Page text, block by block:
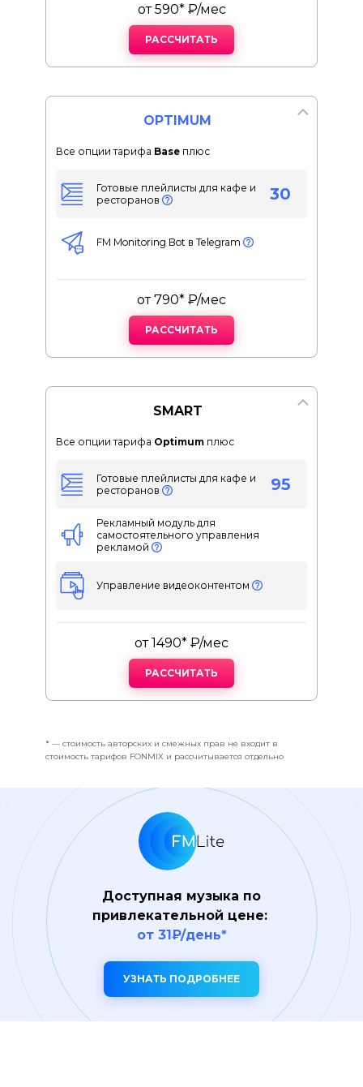
от 590* ₽/мес
РАССЧИТАТЬ
OPTIMUM
Все опции тарифа Base плюс
Готовые плейлисты для кафе и
ресторанов
30
FM Monitoring Bot в Telegram
от 790* ₽/мес
РАССЧИТАТЬ
SMART
Все опции тарифа Optimum плюс
Готовые плейлисты для кафе и
ресторанов
95
Рекламный модуль для
самостоятельного управления
рекламой
Управление видеоконтентом
от 1490* ₽/мес
РАССЧИТАТЬ
* — стоимость авторских и смежных прав не входит в
стоимость тарифов FONMIX и рассчитывается отдельно
Доступная музыка по
привлекательной цене:
от 31₽/день*
УЗНАТЬ ПОДРОБНЕЕ